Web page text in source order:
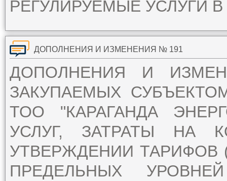
РЕГУЛИРУЕМЫЕ УСЛУГИ В
ДОПОЛНЕНИЯ И ИЗМЕНЕНИЯ № 191
ДОПОЛНЕНИЯ И
ЗАКУПАЕМЫХ
ТОО "КАРАГАНДА
УСЛУГ, ЗАТРАТЫ НА
УТВЕРЖДЕНИИ ТАРИФОВ
ПРЕДЕЛЬНЫХ